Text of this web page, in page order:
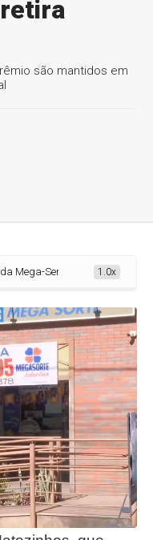
são mantidos em
Sena em Matozinhos retira
1.0x